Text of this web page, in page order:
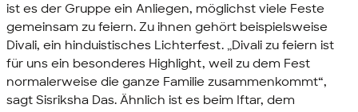
ist es der Gruppe ein Anliegen, möglichst viele Feste
gemeinsam zu feiern. Zu ihnen gehört beispielsweise
Divali, ein hinduistisches Lichterfest. „Divali zu feiern ist
für uns ein besonderes Highlight, weil zu dem Fest
normalerweise die ganze Familie zusammenkommt“,
sagt Sisriksha Das. Ähnlich ist es beim Iftar, dem